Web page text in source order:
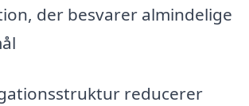
der besvarer almindelige
reducerer